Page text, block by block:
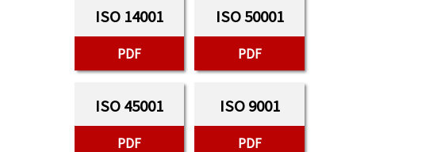
ISO 14001
PDF
ISO 50001
PDF
ISO 45001
PDF
ISO 9001
PDF